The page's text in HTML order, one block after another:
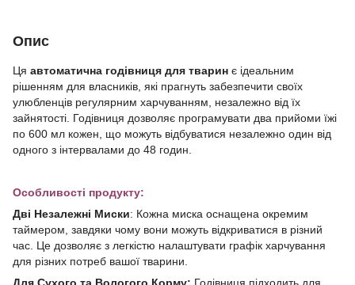
Опис
Ця автоматична годівниця для тварин є ідеальним
рішенням для власників, які прагнуть забезпечити своїх
улюбленців регулярним харчуванням, незалежно від їх
зайнятості. Годівниця дозволяє програмувати два прийоми їжі
по 600 мл кожен, що можуть відбуватися незалежно один від
одного з інтервалами до 48 годин.
Особливості продукту:
Дві Незалежні Миски: Кожна миска оснащена окремим
таймером, завдяки чому вони можуть відкриватися в різний
час. Це дозволяє з легкістю налаштувати графік харчування
для різних потреб вашої тварини.
Для Сухого та Вологого Корму: Годівниця підходить для